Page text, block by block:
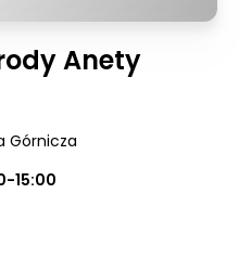
Anety
Górnicza
15:00